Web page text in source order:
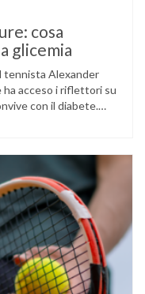
cosa
glicemia
tennista Alexander
ha acceso i riflettori su
con il diabete.